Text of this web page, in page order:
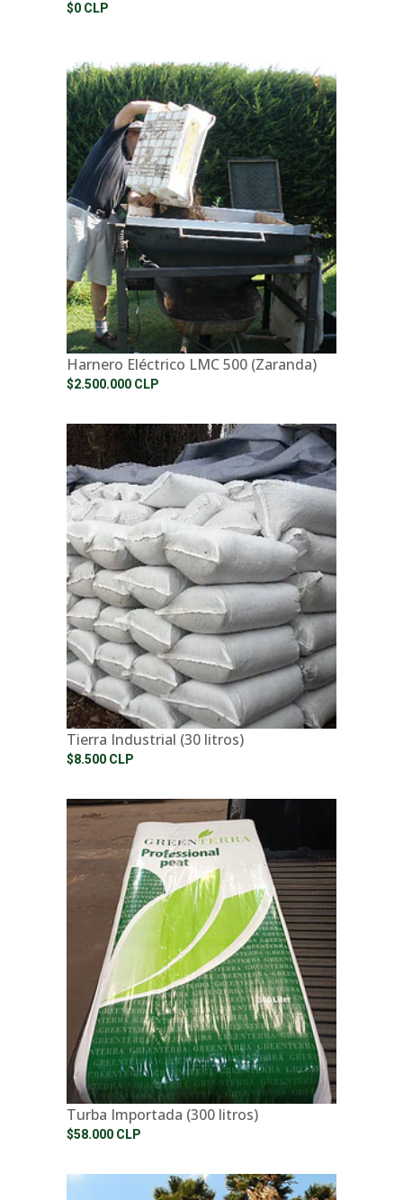
$0 CLP
Harnero Eléctrico LMC 500 (Zaranda)
$2.500.000 CLP
Tierra Industrial (30 litros)
$8.500 CLP
Turba Importada (300 litros)
$58.000 CLP